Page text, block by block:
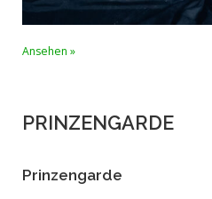
Ansehen »
PRINZENGARDE
Prinzengarde